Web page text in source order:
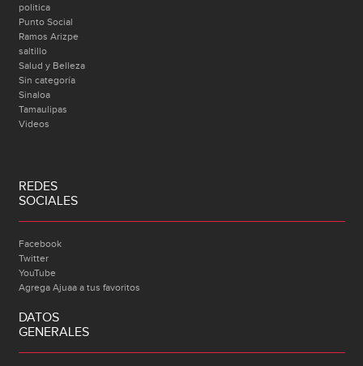
politica
Punto Social
Ramos Arizpe
saltillo
Salud y Belleza
Sin categoría
Sinaloa
Tamaulipas
Videos
REDES
SOCIALES
Facebook
Twitter
YouTube
Agrega Ajuaa a tus favoritos
DATOS
GENERALES